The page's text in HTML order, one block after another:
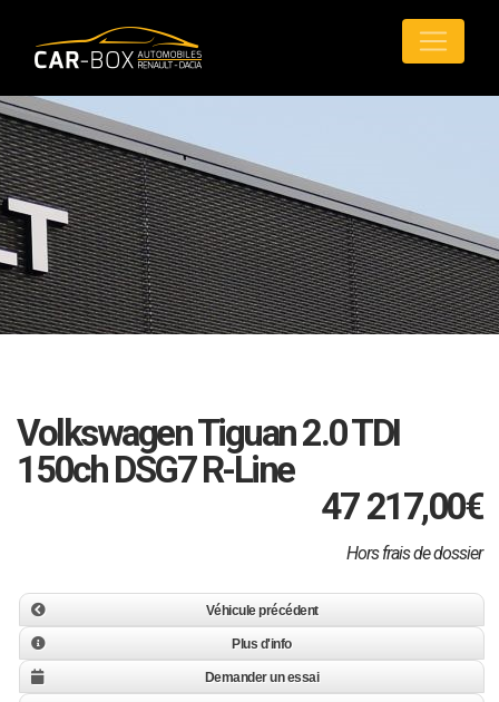
Volkswagen Tiguan 2.0 TDI
150ch DSG7 R-Line
47 217,00€
Hors frais de dossier
Véhicule précédent
Plus d'info
Demander un essai